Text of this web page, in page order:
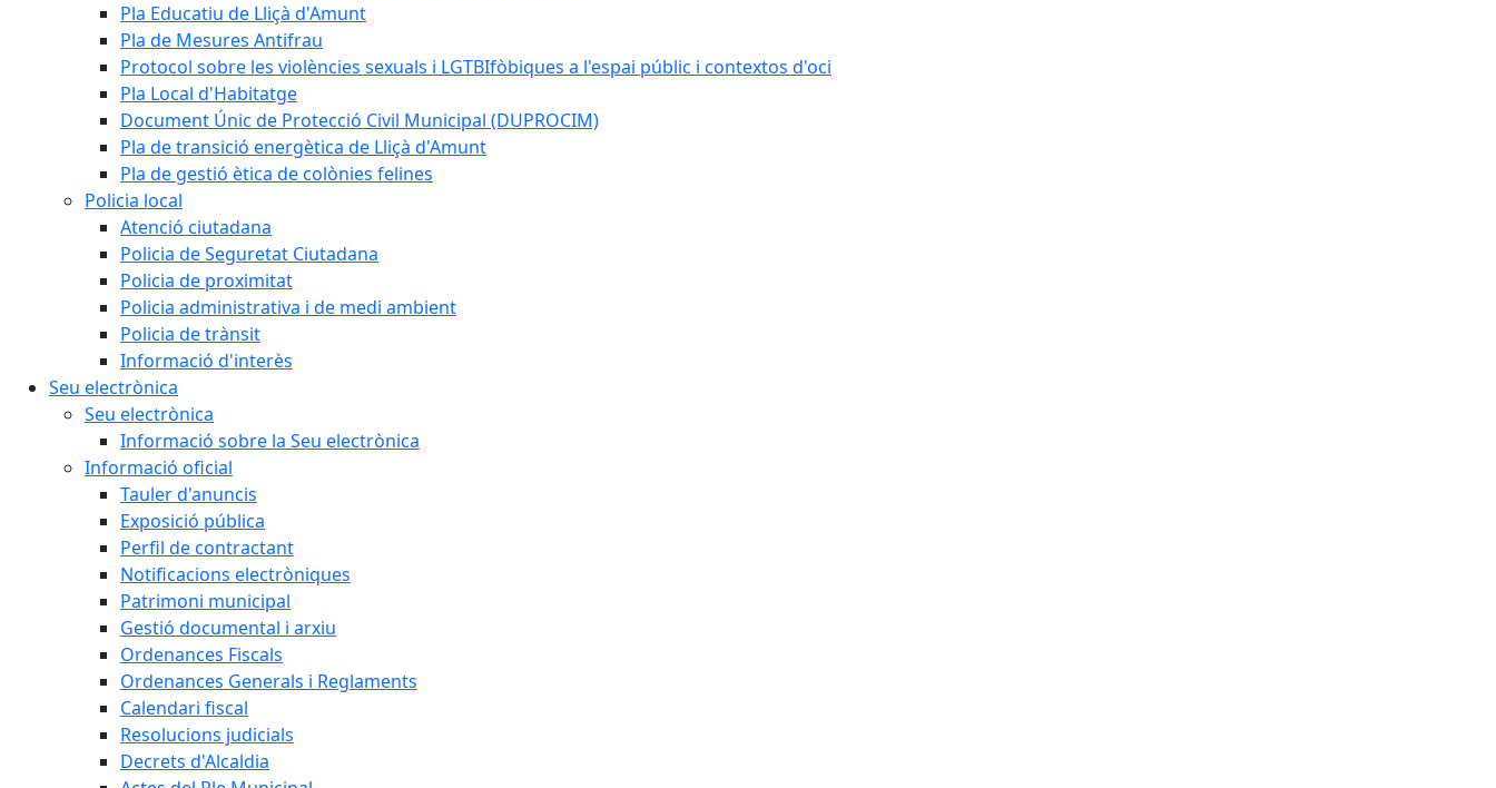
Pla Educatiu de Lliçà d'Amunt
Pla de Mesures Antifrau
Protocol sobre les violències sexuals i LGTBIfòbiques a l'espai públic i contextos d'oci
Pla Local d'Habitatge
Document Únic de Protecció Civil Municipal (DUPROCIM)
Pla de transició energètica de Lliçà d'Amunt
Pla de gestió ètica de colònies felines
Policia local
Atenció ciutadana
Policia de Seguretat Ciutadana
Policia de proximitat
Policia administrativa i de medi ambient
Policia de trànsit
Informació d'interès
Seu electrònica
Seu electrònica
Informació sobre la Seu electrònica
Informació oficial
Tauler d'anuncis
Exposició pública
Perfil de contractant
Notificacions electròniques
Patrimoni municipal
Gestió documental i arxiu
Ordenances Fiscals
Ordenances Generals i Reglaments
Calendari fiscal
Resolucions judicials
Decrets d'Alcaldia